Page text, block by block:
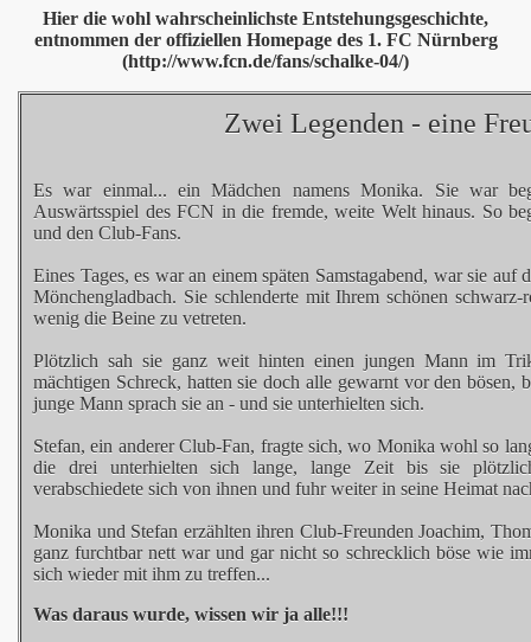
Hier die wohl wahrscheinlichste Entstehungsgeschichte,
entnommen der offiziellen Homepage des 1. FC Nürnberg
(http://www.fcn.de/fans/schalke-04/)
Zwei Legenden - eine
Es war einmal... ein Mädchen namens Monika. Sie war
Auswärtsspiel des FCN in die fremde, weite Welt hinaus. So
und den Club-Fans.
Eines Tages, es war an einem späten Samstagabend, war sie auf
Mönchengladbach. Sie schlenderte mit Ihrem schönen
wenig die Beine zu vetreten.
Plötzlich sah sie ganz weit hinten einen jungen Mann im
mächtigen Schreck, hatten sie doch alle gewarnt vor den bösen,
junge Mann sprach sie an - und sie unterhielten sich.
Stefan, ein anderer Club-Fan, fragte sich, wo Monika wohl so
die drei unterhielten sich lange, lange Zeit bis sie
verabschiedete sich von ihnen und fuhr weiter in seine Heimat
Monika und Stefan erzählten ihren Club-Freunden Joachim,
ganz furchtbar nett war und gar nicht so schrecklich böse wie
sich wieder mit ihm zu treffen...
Was daraus wurde, wissen wir ja alle!!!